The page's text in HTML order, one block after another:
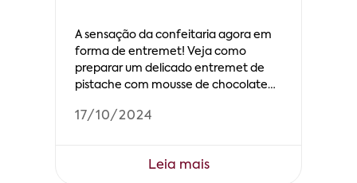
A sensação da confeitaria agora em
forma de entremet! Veja como
preparar um delicado entremet de
pistache com mousse de chocolate
17/10/2024
Leia mais